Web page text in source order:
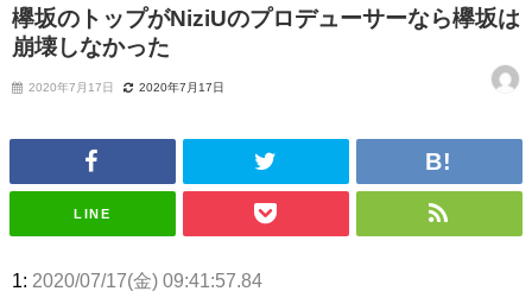
欅坂あんてな ～欅坂46のニュース・情報・話題をピックアップ / れなッ
ピーズ集結！櫻坂46守屋麗奈×遠藤理子、8/6「ラヴィット！」水曜スタジオ出
演決定
欅坂/日向坂46まとめのまとめ / 【櫻坂46】田村保乃だけジャージを脱いで
いた理由
日向坂46まとめのまとめ / 【元日向坂46】情報解禁前で言えない！？丹生
ちゃん、メンバーと会った模様
乃木坂欅坂まとめのまとめ / 【日向坂46】この月、何かあるのか！？『お
乃木坂46アンテナ / 【櫻坂46】ハリソン守屋「ゆーづのせいです」【ラヴ
欅坂のトップがNiziUのプロデューサーなら欅坂は
崩壊しなかった
2020年7月17日 2020年7月17日
LINE
1: 2020/07/17(金) 09:41:57.84